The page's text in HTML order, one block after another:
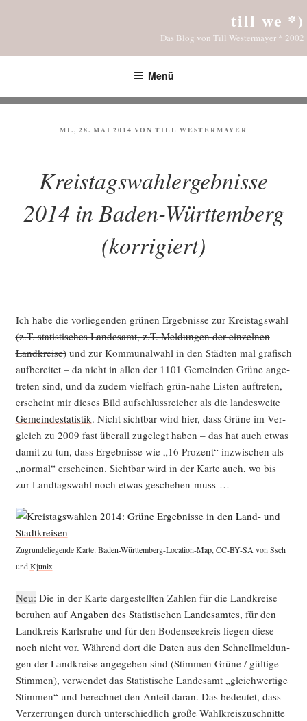
till we *)
Das Blog von Till Westermayer * 2002
Menü
VERÖFFENTLICHT
MI., 28. MAI 2014 VONTILL WESTERMAYER
Kreistagswahlergebnisse
2014 in Baden-Württemberg
(korrigiert)
Ich habe die vor­lie­gen­den grü­nen Ergeb­nis­se zur Kreis­tags­wahl
(z.T. sta­tis­ti­sches Lan­des­amt, z.T. Mel­dun­gen der ein­zel­nen
Land­krei­se)und zur Kom­mu­nal­wahl in den Städ­ten mal gra­fisch
auf­be­rei­tet – da nicht in allen der 1101 Gemein­den Grü­ne ange­
tre­ten sind, und da zudem viel­fach grün-nahe Lis­ten auf­tre­ten,
erscheint mir die­ses Bild auf­schluss­rei­cher als die lan­des­wei­te
Gemein­de­sta­tis­tik. Nicht sicht­bar wird hier, dass Grü­ne im Ver­
gleich zu 2009 fast über­all zuge­legt haben – das hat auch etwas
damit zu tun, dass Ergeb­nis­se wie „16 Pro­zent“ inzwi­schen als
„nor­mal“ erschei­nen. Sicht­bar wird in der Kar­te auch, wo bis
zur Land­tags­wahl noch etwas gesche­hen muss …
Zugrun­de­lie­gen­de Kar­te:Baden-Würt­tem­berg-Loca­ti­on-Map,CC-BY-SAvonSsch
undKju­nix
Neu: Die in der Kar­te dar­ge­stell­ten Zah­len für die Land­krei­se
beru­hen auf Anga­ben des Sta­tis­ti­schen Lan­des­am­tes, für den
Land­kreis Karls­ru­he und für den Boden­see­kreis lie­gen die­se
noch nicht vor. Wäh­rend dort die Daten aus den Schnell­mel­dun­
gen der Land­krei­se ange­ge­ben sind (Stim­men Grü­ne / gül­ti­ge
Stim­men), ver­wen­det das Sta­tis­ti­sche Lan­des­amt „gleich­wer­ti­ge
Stim­men“ und berech­net den Anteil dar­an. Das bedeu­tet, dass
Ver­zer­run­gen durch unter­schied­lich gro­ße Wahl­kreis­zu­schnit­te